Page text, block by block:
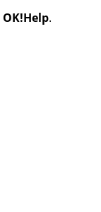
OK!Help.